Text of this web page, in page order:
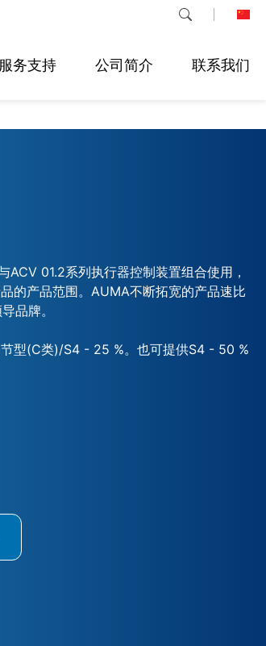
服务支持 公司简介 联系我们
ACV 01.2系列执行器控制装置组合使用，
的产品范围。AUMA不断拓宽的产品速比
品牌。
型(C类)/S4 - 25 %。也可提供S4 - 50 %